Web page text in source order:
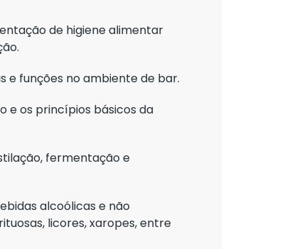
de higiene alimentar
e funções no ambiente de bar.
e os princípios básicos da
fermentação e
alcoólicas e não
licores, xaropes, entre